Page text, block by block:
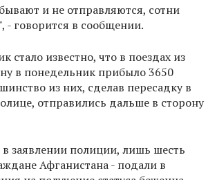
и не отправляются, сотни
- говорится в сообщении.
стало известно, что в поездах из
в понедельник прибыло 3650
из них, сделав пересадку в
отправились дальше в сторону
в заявлении полиции, лишь шесть
Афганистана - подали в